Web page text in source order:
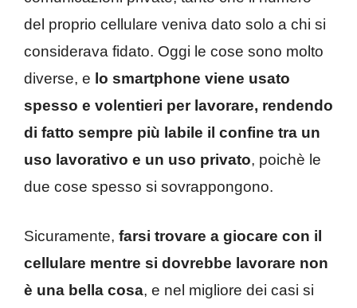
del proprio cellulare veniva dato solo a chi si
considerava fidato. Oggi le cose sono molto
diverse, e lo smartphone viene usato
spesso e volentieri per lavorare, rendendo
di fatto sempre più labile il confine tra un
uso lavorativo e un uso privato, poichè le
due cose spesso si sovrappongono.
Sicuramente, farsi trovare a giocare con il
cellulare mentre si dovrebbe lavorare non
è una bella cosa, e nel migliore dei casi si